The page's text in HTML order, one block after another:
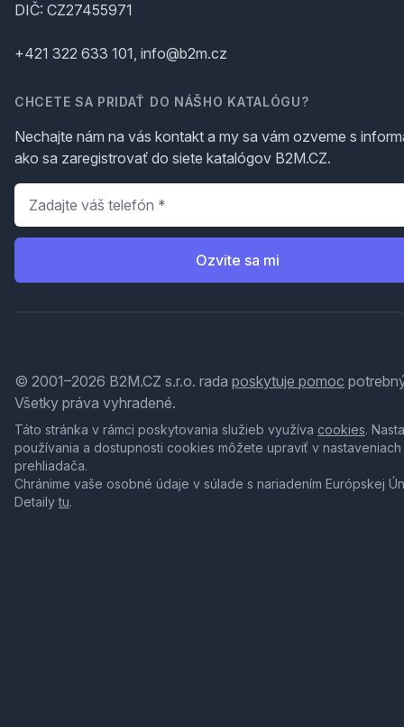
DIČ: CZ27455971
+421 322 633 101, info@b2m.cz
CHCETE SA PRIDAŤ DO NÁŠHO KATALÓGU?
Nechajte nám na vás kontakt a my sa vám ozveme s
ako sa zaregistrovať do siete katalógov B2M.CZ.
Telefón
Ozvite sa mi
© 2001–2026 B2M.CZ s.r.o. rada poskytuje pomoc
Všetky práva vyhradené.
Táto stránka v rámci poskytovania služieb využíva cookies.
používania a dostupnosti cookies môžete upraviť v nastaveniach
prehliadača.
Chránime vaše osobné údaje v súlade s nariadením Európskej
Detailytu.